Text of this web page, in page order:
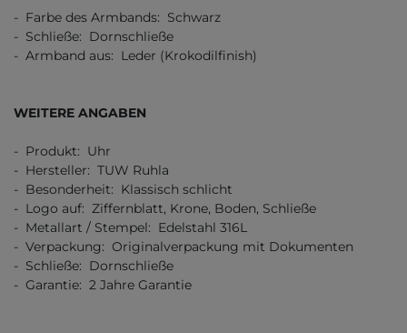
- Farbe des Armbands: Schwarz
- Schließe: Dornschließe
- Armband aus: Leder (Krokodilfinish)
WEITERE ANGABEN
- Produkt: Uhr
- Hersteller: TUW Ruhla
- Besonderheit: Klassisch schlicht
- Logo auf: Ziffernblatt, Krone, Boden, Schließe
- Metallart / Stempel: Edelstahl 316L
- Verpackung: Originalverpackung mit Dokumenten
- Schließe: Dornschließe
- Garantie: 2 Jahre Garantie